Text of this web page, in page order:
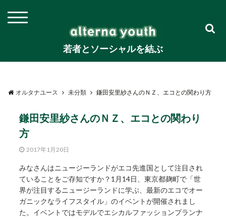
若者とソーシャルを結ぶ
オルタナユース 未分類 鎌田安里紗さんのＮＺ、エコとの関わり方
鎌田安里紗さんのＮＺ、エコとの関わり
方
2017年1月20日
みなさんはニュージーランドがエコ先進国として注目され
ていることをご存知ですか？1月14日、東京都麹町で「世
界が注目するニュージーランドに学ぶ、最新のエコでオー
ガニックなライフスタイル」のイベントが開催されまし
た。イベントではモデルでエシカルファッションプランナ